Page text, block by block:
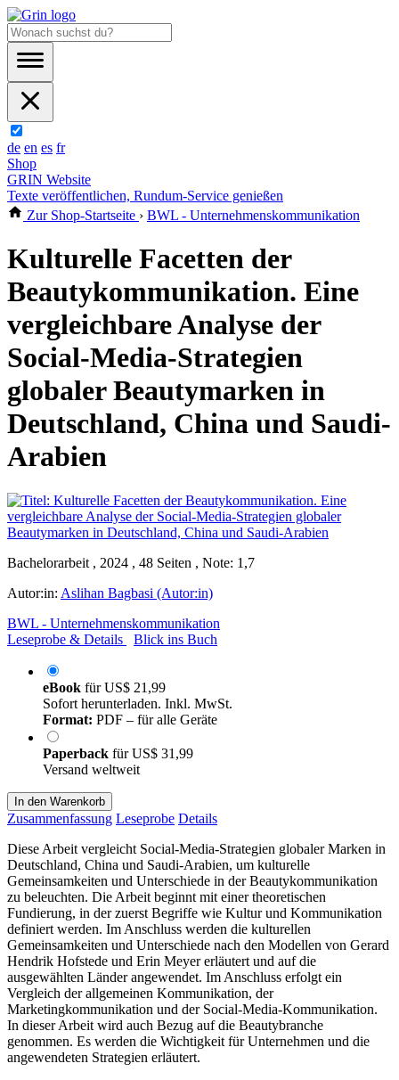
de en es fr
Shop
GRIN Website
Texte veröffentlichen, Rundum-Service genießen
Zur Shop-Startseite › BWL - Unternehmenskommunikation
Kulturelle Facetten der
Beautykommunikation. Eine
vergleichbare Analyse der
Social-Media-Strategien
globaler Beautymarken in
Deutschland, China und Saudi-
Arabien
Bachelorarbeit , 2024 , 48 Seiten , Note: 1,7
Autor:in: Aslihan Bagbasi (Autor:in)
BWL - Unternehmenskommunikation
Leseprobe & Details
Blick ins Buch
eBook fürUS$ 21,99
Sofort herunterladen. Inkl. MwSt.
Format: PDF – für alle Geräte
Paperback fürUS$ 31,99
Versand weltweit
In den Warenkorb
Zusammenfassung Leseprobe Details
Diese Arbeit vergleicht Social-Media-Strategien globaler Marken in
Deutschland, China und Saudi-Arabien, um kulturelle
Gemeinsamkeiten und Unterschiede in der Beautykommunikation
zu beleuchten. Die Arbeit beginnt mit einer theoretischen
Fundierung, in der zuerst Begriffe wie Kultur und Kommunikation
definiert werden. Im Anschluss werden die kulturellen
Gemeinsamkeiten und Unterschiede nach den Modellen von Gerard
Hendrik Hofstede und Erin Meyer erläutert und auf die
ausgewählten Länder angewendet. Im Anschluss erfolgt ein
Vergleich der allgemeinen Kommunikation, der
Marketingkommunikation und der Social-Media-Kommunikation.
In dieser Arbeit wird auch Bezug auf die Beautybranche
genommen. Es werden die Wichtigkeit für Unternehmen und die
angewendeten Strategien erläutert.